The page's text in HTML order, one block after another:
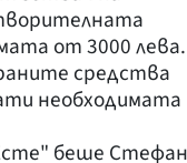
от 3000 лева.
средства
необходимата
беше Стефан